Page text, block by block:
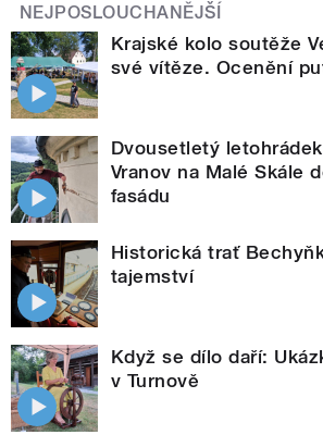
NEJPOSLOUCHANĚJŠÍ
Krajské kolo soutěže
své vítěze. Ocenění
Dvousetletý
Vranov na Malé Skále
fasádu
Historická trať
tajemství
Když se dílo daří:
v Turnově